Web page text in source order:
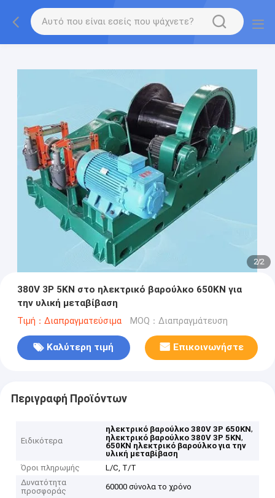
gtag('config', 'G-QWE9HWC3PF', {cookie_flags:
"SameSite=None;Secure"});
2/2
380V 3P 5KN στο ηλεκτρικό βαρούλκο 650KN για
την υλική μεταβίβαση
Τιμή：Διαπραγματεύσιμα MOQ：Διαπραγμάτευση
Καλύτερη τιμή Επικοινωνήστε
Περιγραφή Προϊόντων
Ειδικότερα
ηλεκτρικό βαρούλκο 380V 3P 650KN,
ηλεκτρικό βαρούλκο 380V 3P 5KN,
650KN ηλεκτρικό βαρούλκο για την
υλική μεταβίβαση
Όροι πληρωμής
L/C, T/T
Δυνατότητα
προσφοράς
60000 σύνολα το χρόνο